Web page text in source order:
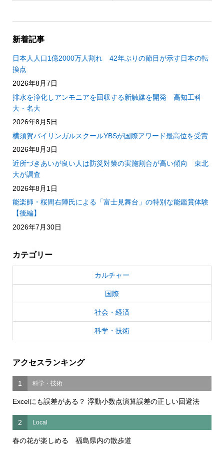
新着記事
日本人人口1億2000万人割れ 42年ぶりの節目が示す日本の転
換点
2026年8月7日
排水を浄化しアンモニアを回収する新触媒を開発 高知工科
大・名大
2026年8月5日
横須賀バイリンガルスクールYBSが国際アワード最高位を受賞
2026年8月3日
近所づきあいが良い人は防災対策の実施割合が高い傾向 東北
大が調査
2026年8月1日
能楽師・桜間右陣氏による「富士見舞台」の特別な能鑑賞体験
【後編】
2026年7月30日
カテゴリー
カルチャー
国際
社会・経済
科学・技術
アクセスランキング
1 科学・技術
Excelにも誤差がある？ 浮動小数点演算誤差の正しい回避法
2 Local
春の花が楽しめる 福島県内の散歩道